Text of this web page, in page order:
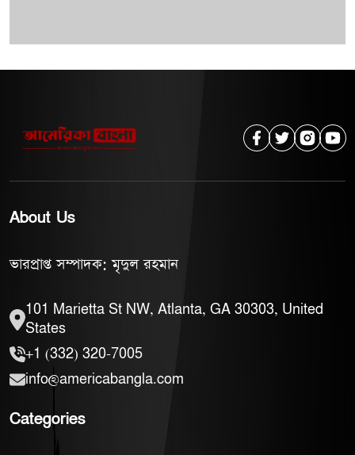
About Us
ভারপ্রাপ্ত সম্পাদক: মৃদুল রহমান
101 Marietta St NW, Atlanta, GA 30303, United
States
+1 (332) 320-7005
info@americabangla.com
Categories